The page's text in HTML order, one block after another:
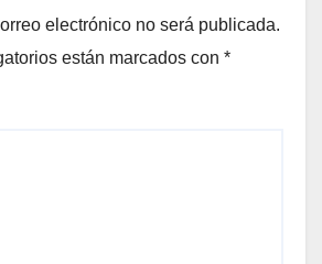
electrónico no será publicada.
están marcados con *